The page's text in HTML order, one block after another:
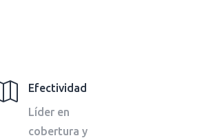

Efectividad
Líder en
cobertura y